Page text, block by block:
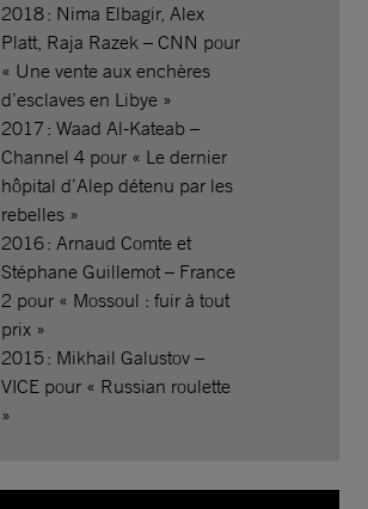
2018 : Nima Elbagir, Alex
Platt, Raja Razek – CNN pour
« Une vente aux enchères
d’esclaves en Libye »
2017 : Waad Al-Kateab –
Channel 4 pour « Le dernier
hôpital d’Alep détenu par les
rebelles »
2016 : Arnaud Comte et
Stéphane Guillemot – France
2 pour « Mossoul : fuir à tout
prix »
2015 : Mikhail Galustov –
VICE pour « Russian roulette
»